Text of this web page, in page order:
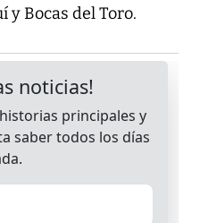
y Bocas del Toro.